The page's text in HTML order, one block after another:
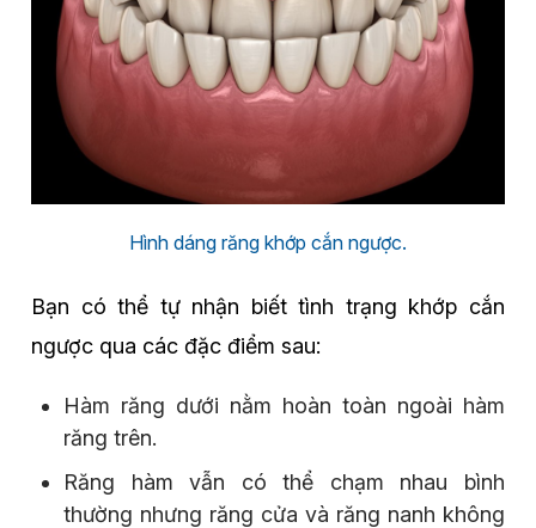
Hình dáng răng khớp cắn ngược.
Bạn có thể tự nhận biết tình trạng khớp cắn
ngược qua các đặc điểm sau:
Hàm răng dưới nằm hoàn toàn ngoài hàm
răng trên.
Răng hàm vẫn có thể chạm nhau bình
thường nhưng răng cửa và răng nanh không